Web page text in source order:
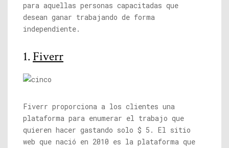
para aquellas personas capacitadas que
desean ganar trabajando de forma
independiente.
1. Fiverr
Fiverr proporciona a los clientes una
plataforma para enumerar el trabajo que
quieren hacer gastando solo $ 5. El sitio
web que nació en 2010 es la plataforma que